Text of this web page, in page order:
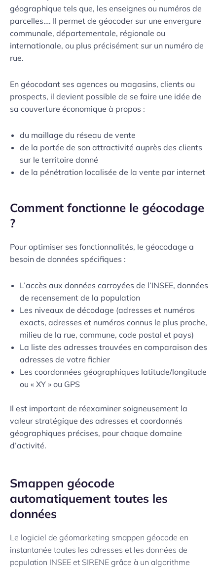
géographique tels que, les enseignes ou numéros de
parcelles…. Il permet de géocoder sur une envergure
communale, départementale, régionale ou
internationale, ou plus précisément sur un numéro de
rue.
En géocodant ses agences ou magasins, clients ou
prospects, il devient possible de se faire une idée de
sa couverture économique à propos :
du maillage du réseau de vente
de la portée de son attractivité auprès des clients
sur le territoire donné
de la pénétration localisée de la vente par internet
Comment fonctionne le géocodage
?
Pour optimiser ses fonctionnalités, le géocodage a
besoin de données spécifiques :
L’accès aux données carroyées de l’INSEE, données
de recensement de la population
Les niveaux de décodage (adresses et numéros
exacts, adresses et numéros connus le plus proche,
milieu de la rue, commune, code postal et pays)
La liste des adresses trouvées en comparaison des
adresses de votre fichier
Les coordonnées géographiques latitude/longitude
ou « XY » ou GPS
Il est important de réexaminer soigneusement la
valeur stratégique des adresses et coordonnés
géographiques précises, pour chaque domaine
d’activité.
Smappen géocode
automatiquement toutes les
données
Le logiciel de géomarketing smappen géocode en
instantanée toutes les adresses et les données de
population INSEE et SIRENE grâce à un algorithme